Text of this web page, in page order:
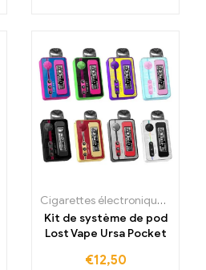
,Cigarettes électroniques
Cigarettes électroniques jetables
Kit de système de pod
Lost Vape Ursa Pocket
€12,50